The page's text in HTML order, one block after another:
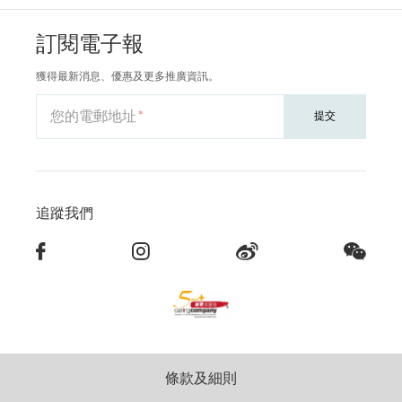
訂閱電子報
獲得最新消息、優惠及更多推廣資訊。
您的電郵地址 提交
追蹤我們
條款及細則